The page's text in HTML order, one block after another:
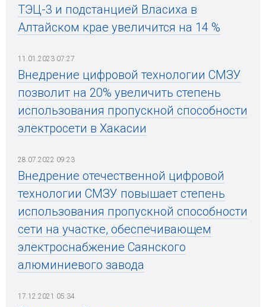
ТЭЦ-3 и подстанцией Власиха в
Алтайском крае увеличится на 14 %
11.01.2023 07:27
Внедрение цифровой технологии СМЗУ
позволит на 20% увеличить степень
использования пропускной способности
электросети в Хакасии
28.07.2022 09:23
Внедрение отечественной цифровой
технологии СМЗУ повышает степень
использования пропускной способности
сети на участке, обеспечивающем
электроснабжение Саянского
алюминиевого завода
17.12.2021 05:34